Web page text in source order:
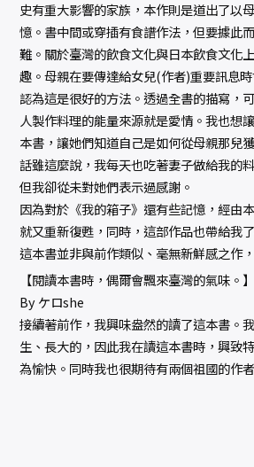
史有重大影響的家族，本作則是道出了以
憶。書中間或穿插有食譜作法，但要據此
難。關於臺灣的飲食文化與日本飲食文化
趣。母親在要傳達給女兒(作者)重要訊息
認為這是很好的方法。透過全書的描寫，
人製作料理的能量來源就是愛情。我也想
本書，讓她們知道自己是如何從母親那兒
話雖這麼說，我每天也吃著妻子做給我的
但我卻從未對她們表示過感謝。
因為對於《我的箱子》還有些記憶，經由
就又重新復甦，同時，這部作品也帶給我
這本書並非與前作類似、毫無新鮮感之作
【閱讀本書時，偶爾會飄來臺灣的氣味。】
By ケロshe
接續著前作，我興味盎然的讀了這本書。
生、長大的，因此我在讀這本書時，興致
為愉快。同時我也很期待有兩個祖國的作